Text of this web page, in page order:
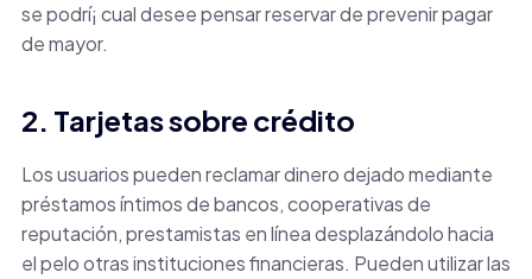
se podrí¡ cual desee pensar reservar de prevenir pagar
de mayor.
2. Tarjetas sobre crédito
Los usuarios pueden reclamar dinero dejado mediante
préstamos íntimos de bancos, cooperativas de
reputación, prestamistas en línea desplazándolo hacia
el pelo otras instituciones financieras. Pueden utilizar las